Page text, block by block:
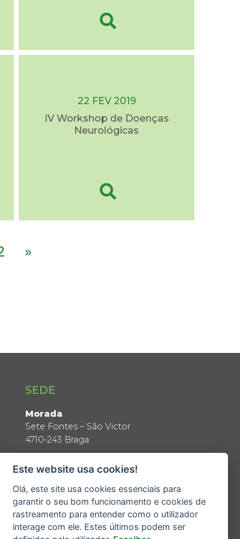
22 FEV 2019
IV Workshop de Doenças
Neurológicas
»
SEDE
Morada
Sete Fontes – São Victor
4710-243 Braga
Latitude: 41º 34’ N
Longitude: 8º 24’ W
Este website usa cookies!
Olá, este site usa cookies essenciais para
garantir o seu bom funcionamento e cookies de
rastreamento para entender como o utilizador
interage com ele. Estes últimos podem ser